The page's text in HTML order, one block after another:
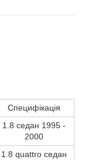
Специфікація
1.8 седан 1995 -
2000
1.8 quattro седан